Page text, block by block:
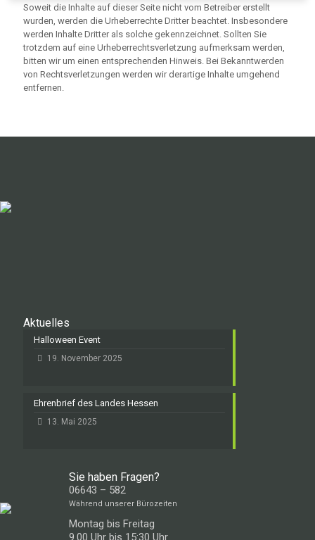
Soweit die Inhalte auf dieser Seite nicht vom Betreiber erstellt
wurden, werden die Urheberrechte Dritter beachtet. Insbesondere
werden Inhalte Dritter als solche gekennzeichnet. Sollten Sie
trotzdem auf eine Urheberrechtsverletzung aufmerksam werden,
bitten wir um einen entsprechenden Hinweis. Bei Bekanntwerden
von Rechtsverletzungen werden wir derartige Inhalte umgehend
entfernen.
Aktuelles
Halloween Event
19. November 2025
Ehrenbrief des Landes Hessen
13. Mai 2025
Sie haben Fragen?
06643 – 582
Während unserer Bürozeiten
Montag bis Freitag
9.00 Uhr bis 15:30 Uhr